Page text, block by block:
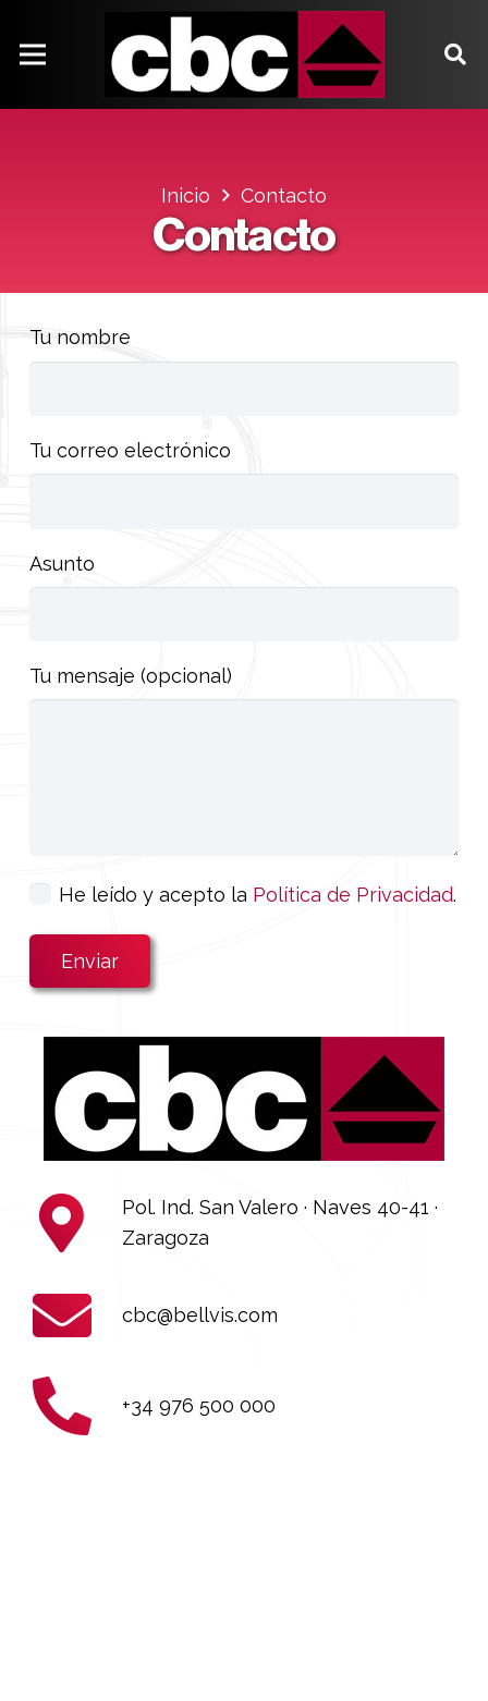
Inicio Contacto
Contacto
Tu nombre
Tu correo electrónico
Asunto
Tu mensaje (opcional)
He leído y acepto la Política de Privacidad.
Pol. Ind. San Valero · Naves 40-41 ·
Zaragoza
cbc@bellvis.com
+34 976 500 000